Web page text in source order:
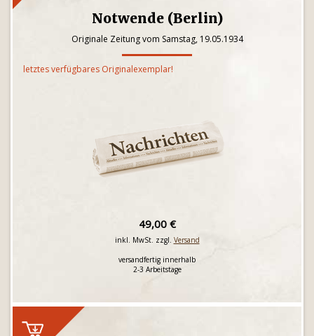
Notwende (Berlin)
Originale Zeitung vom Samstag, 19.05.1934
letztes verfügbares Originalexemplar!
49,00 €
inkl. MwSt. zzgl. Versand
versandfertig innerhalb
2-3 Arbeitstage